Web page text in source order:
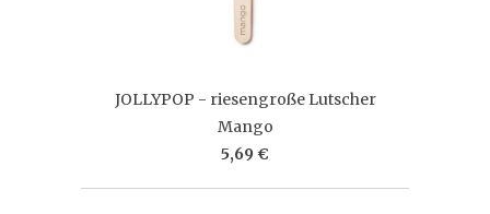
JOLLYPOP - riesengroße Lutscher
Mango
5,69 €